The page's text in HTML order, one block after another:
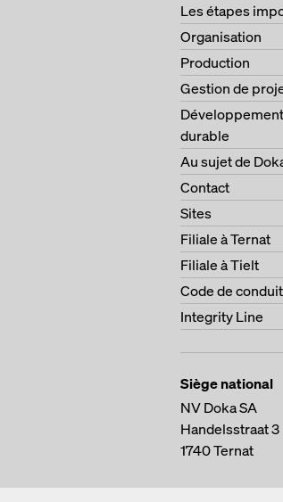
Les étapes
Organisation
Production
Gestion de
Développement
durable
Au sujet de
Contact
Sites
Filiale à Ternat
Filiale à Tielt
Code de
Integrity Line
Siège national
NV Doka SA
Handelsstraat 3
1740Ternat